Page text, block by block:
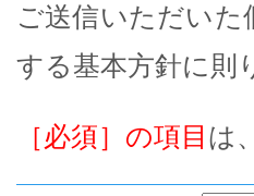
ご送信いただいた
する基本方針に則
［必須］の項目 は